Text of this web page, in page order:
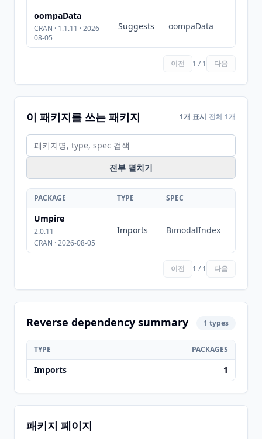
oompaData
CRAN · 1.1.11 · 2026-
08-05
Suggests oompaData
이전 1 / 1 다음
이 패키지를 쓰는 패키지 1개 표시 전체 1개
전부 펼치기
PACKAGE TYPE SPEC
Umpire
2.0.11
CRAN · 2026-08-05
Imports BimodalIndex
이전 1 / 1 다음
Reverse dependency summary 1 types
TYPE PACKAGES
Imports 1
패키지 페이지